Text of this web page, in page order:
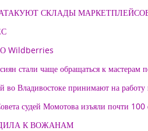
СКЛАДЫ
Wildberries
стали чаще обращаться к мастерам
во Владивостоке принимают на
судей Момотова изъяли почти
К ВОЖАНАМ